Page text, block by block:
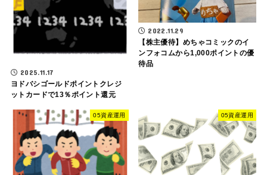
2025.11.17
ヨドバシゴールドポイントクレジ
ットカードで13％ポイント還元
2022.11.29
【株主優待】めちゃコミックのイ
ンフォコムから1,000ポイントの優
待品
05資産運用 05資産運用